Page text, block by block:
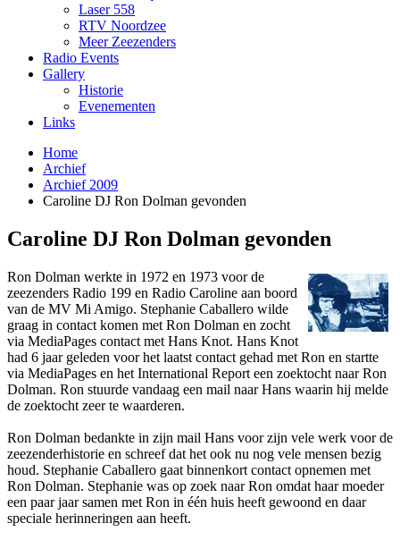
Laser 558
RTV Noordzee
Meer Zeezenders
Radio Events
Gallery
Historie
Evenementen
Links
Home
Archief
Archief 2009
Caroline DJ Ron Dolman gevonden
Caroline DJ Ron Dolman gevonden
Ron Dolman werkte in 1972 en 1973 voor de
zeezenders Radio 199 en Radio Caroline aan boord
van de MV Mi Amigo. Stephanie Caballero wilde
graag in contact komen met Ron Dolman en zocht
via MediaPages contact met Hans Knot. Hans Knot
had 6 jaar geleden voor het laatst contact gehad met Ron en startte
via MediaPages en het International Report een zoektocht naar Ron
Dolman. Ron stuurde vandaag een mail naar Hans waarin hij melde
de zoektocht zeer te waarderen.
Ron Dolman bedankte in zijn mail Hans voor zijn vele werk voor de
zeezenderhistorie en schreef dat het ook nu nog vele mensen bezig
houd. Stephanie Caballero gaat binnenkort contact opnemen met
Ron Dolman. Stephanie was op zoek naar Ron omdat haar moeder
een paar jaar samen met Ron in één huis heeft gewoond en daar
speciale herinneringen aan heeft.